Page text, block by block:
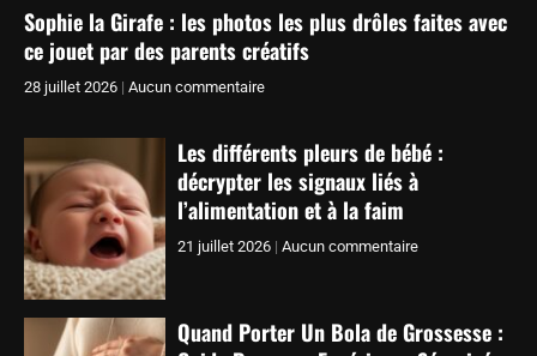
Sophie la Girafe : les photos les plus drôles faites avec
ce jouet par des parents créatifs
28 juillet 2026 Aucun commentaire
Les différents pleurs de bébé :
décrypter les signaux liés à
l’alimentation et à la faim
21 juillet 2026 Aucun commentaire
Quand Porter Un Bola de Grossesse :